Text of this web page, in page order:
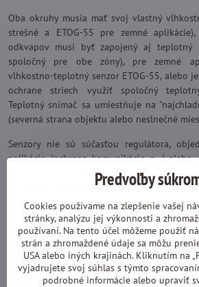
Oba okruhy musia mať svoj vlastný
strešné a ETOG-55 pre zemné
odkvapov musí byť zapojený aj teplotný
spoločný pre obe zóny), pre zemné
vlhkostno-teplotný senzor ETOG-55, alebo
ochrane striech využiť spoločný
Teplotný snímač sa umiestňuje na
(severná strana objektu alebo neslnečné
Senzory nie sú súčasťou regulátora,
aplikácie (ochrana komunikácie a /
chránených zón. Regulátor ETO2-4550 sa
na DIN lištu (9 modulov).
Technické údaje:
Krytie:
Spínaný prúd:
Rozsah teplôt - priestor:
Predvoľby
Cookies používame na zlepšenie vašej
stránky, analýzu jej výkonnosti a
používaní. Na tento účel môžeme použiť
strán a zhromaždené údaje sa môžu
USA alebo iných krajinách. Kliknutím na
vyjadrujete svoj súhlas s týmto
podrobné informácie alebo upraviť